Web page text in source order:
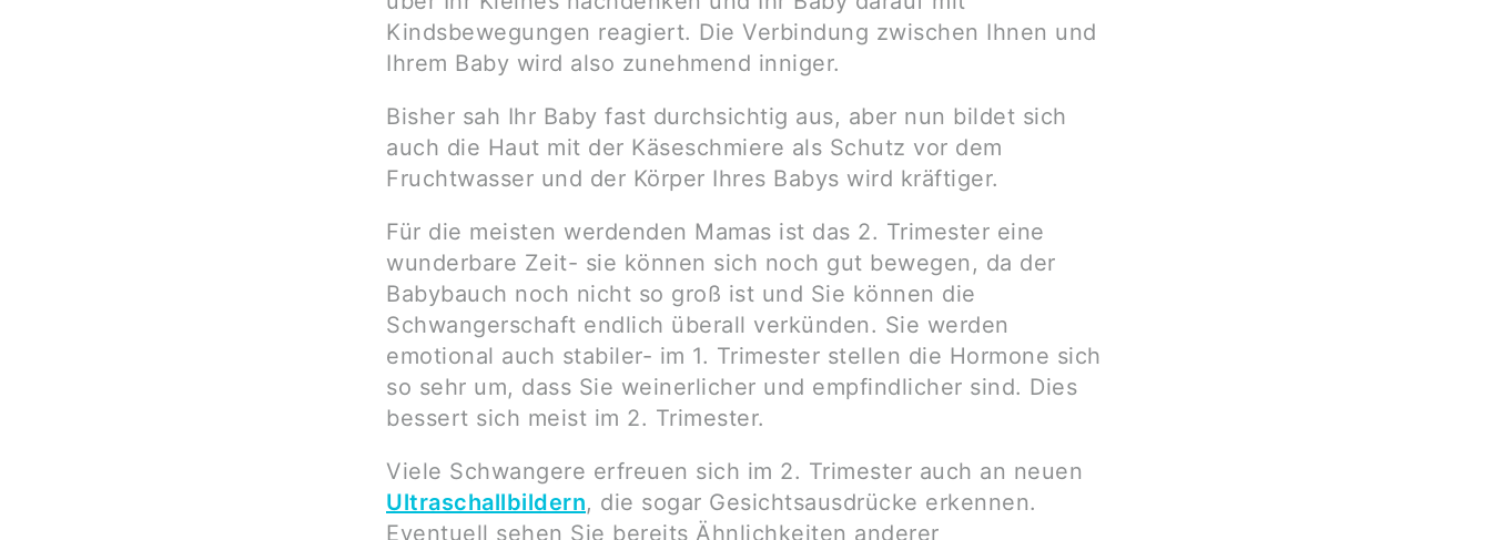
Kindsbewegungen reagiert. Die Verbindung zwischen Ihnen und
Ihrem Baby wird also zunehmend inniger.
Bisher sah Ihr Baby fast durchsichtig aus, aber nun bildet sich
auch die Haut mit der Käseschmiere als Schutz vor dem
Fruchtwasser und der Körper Ihres Babys wird kräftiger.
Für die meisten werdenden Mamas ist das 2. Trimester eine
wunderbare Zeit- sie können sich noch gut bewegen, da der
Babybauch noch nicht so groß ist und Sie können die
Schwangerschaft endlich überall verkünden. Sie werden
emotional auch stabiler- im 1. Trimester stellen die Hormone sich
so sehr um, dass Sie weinerlicher und empfindlicher sind. Dies
bessert sich meist im 2. Trimester.
Viele Schwangere erfreuen sich im 2. Trimester auch an neuen
Ultraschallbildern, die sogar Gesichtsausdrücke erkennen.
Eventuell sehen Sie bereits Ähnlichkeiten anderer